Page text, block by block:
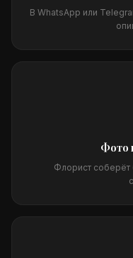
В WhatsApp или
Фото
Флорист соберёт